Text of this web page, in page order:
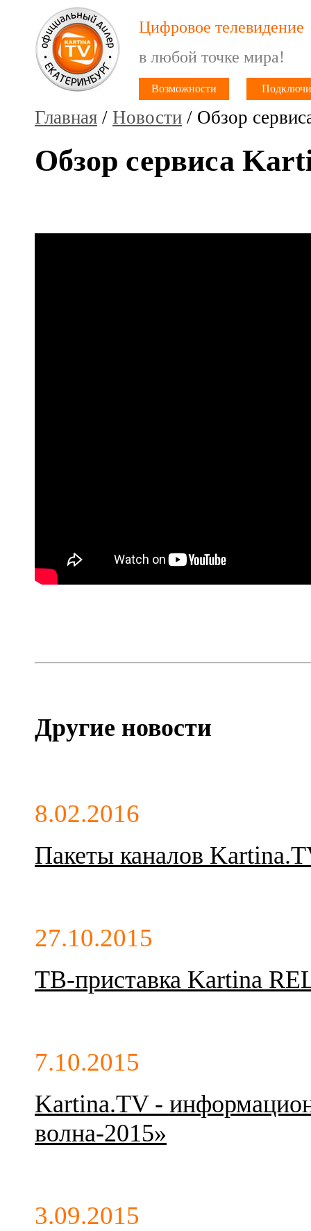
Цифровое телевидение
в любой точке мира!
Возможности
Главная / Новости / Обзор
Обзор сервиса
Другие новости
8.02.2016
Пакеты каналов
27.10.2015
ТВ-приставка Kartina
7.10.2015
Kartina.TV -
волна-2015»
3.09.2015